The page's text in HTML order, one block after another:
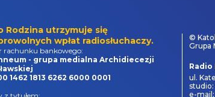
Rodzina utrzymuje się
wpłat radiosłuchaczy.
rachunku bankowego:
- grupa medialna Archidiecezji
1462 1813 6262 6000 0001
©
Grupa
Radio
ul.
studio:
e-